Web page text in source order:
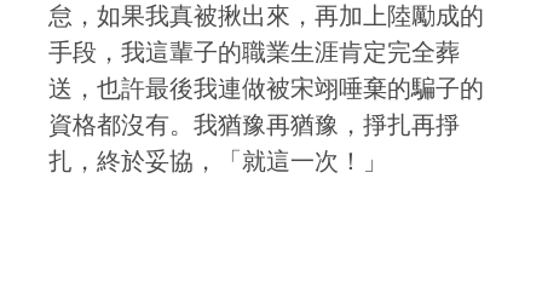
怠，如果我真被揪出來，再加上陸勵成的
手段，我這輩子的職業生涯肯定完全葬
送，也許最後我連做被宋翊唾棄的騙子的
資格都沒有。我猶豫再猶豫，掙扎再掙
扎，終於妥協，「就這一次！」